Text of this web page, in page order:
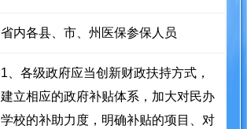
省内各县、市、州医保参保人员
1、各级政府应当创新财政扶持方式，
建立相应的政府补贴体系，加大对民办
学校的补助力度，明确补贴的项目、对